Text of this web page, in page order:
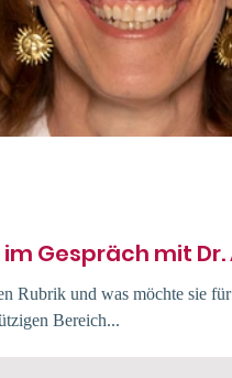
Gespräch mit Dr.
Rubrik und was möchte sie
Bereich...